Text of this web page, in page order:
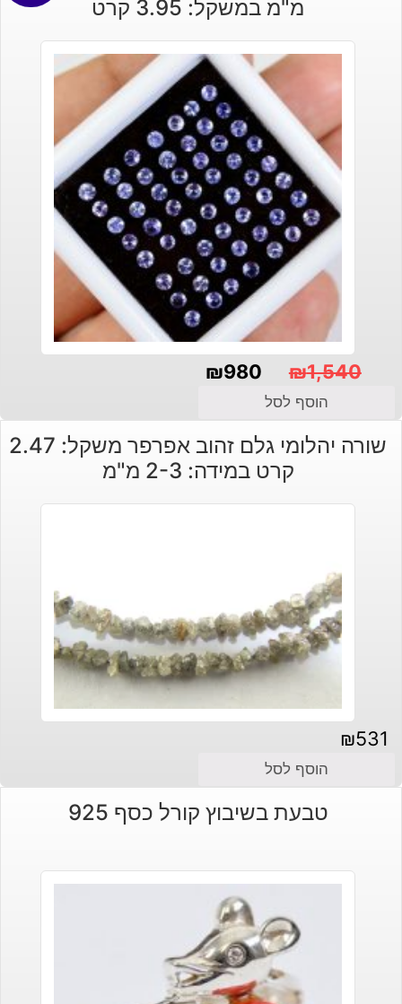
מ"מ במשקל: 3.95 קרט
₪1,540
המקורי
היה:
₪980
הנוכחי
הוא:
הוסף לסל
שורה יהלומי גלם זהוב אפרפר משקל: 2.47
קרט במידה: 2-3 מ"מ
₪531
הוסף לסל
טבעת בשיבוץ קורל כסף 925